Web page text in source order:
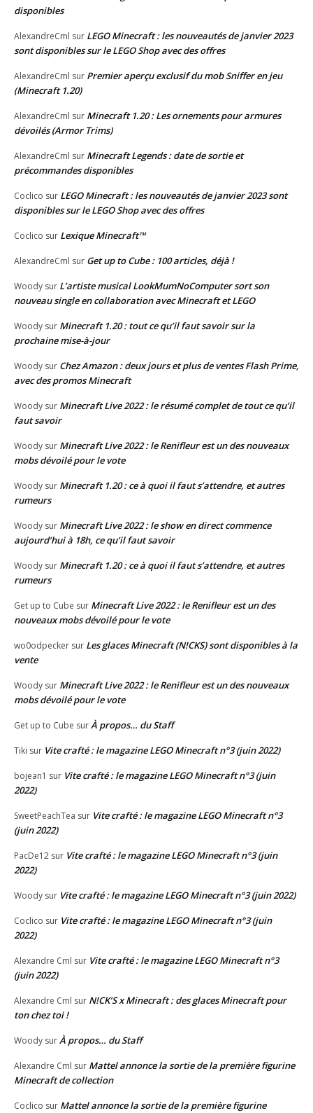
disponibles
AlexandreCml sur LEGO Minecraft : les nouveautés de janvier 2023
sont disponibles sur le LEGO Shop avec des offres
AlexandreCml sur Premier aperçu exclusif du mob Sniffer en jeu
(Minecraft 1.20)
AlexandreCml sur Minecraft 1.20 : Les ornements pour armures
dévoilés (Armor Trims)
AlexandreCml sur Minecraft Legends : date de sortie et
précommandes disponibles
Coclico sur LEGO Minecraft : les nouveautés de janvier 2023 sont
disponibles sur le LEGO Shop avec des offres
Coclico sur Lexique Minecraft™
AlexandreCml sur Get up to Cube : 100 articles, déjà !
Woody sur L’artiste musical LookMumNoComputer sort son
nouveau single en collaboration avec Minecraft et LEGO
Woody sur Minecraft 1.20 : tout ce qu’il faut savoir sur la
prochaine mise-à-jour
Woody sur Chez Amazon : deux jours et plus de ventes Flash Prime,
avec des promos Minecraft
Woody sur Minecraft Live 2022 : le résumé complet de tout ce qu’il
faut savoir
Woody sur Minecraft Live 2022 : le Renifleur est un des nouveaux
mobs dévoilé pour le vote
Woody sur Minecraft 1.20 : ce à quoi il faut s’attendre, et autres
rumeurs
Woody sur Minecraft Live 2022 : le show en direct commence
aujourd’hui à 18h, ce qu’il faut savoir
Woody sur Minecraft 1.20 : ce à quoi il faut s’attendre, et autres
rumeurs
Get up to Cube sur Minecraft Live 2022 : le Renifleur est un des
nouveaux mobs dévoilé pour le vote
wo0odpecker sur Les glaces Minecraft (N!CKS) sont disponibles à la
vente
Woody sur Minecraft Live 2022 : le Renifleur est un des nouveaux
mobs dévoilé pour le vote
Get up to Cube surÀ propos… du Staff
Tiki sur Vite crafté : le magazine LEGO Minecraft n°3 (juin 2022)
bojean1 sur Vite crafté : le magazine LEGO Minecraft n°3 (juin
2022)
SweetPeachTea sur Vite crafté : le magazine LEGO Minecraft n°3
(juin 2022)
PacDe12 sur Vite crafté : le magazine LEGO Minecraft n°3 (juin
2022)
Woody sur Vite crafté : le magazine LEGO Minecraft n°3 (juin 2022)
Coclico sur Vite crafté : le magazine LEGO Minecraft n°3 (juin
2022)
Alexandre Cml sur Vite crafté : le magazine LEGO Minecraft n°3
(juin 2022)
Alexandre Cml sur N!CK’S x Minecraft : des glaces Minecraft pour
ton chez toi !
Woody surÀ propos… du Staff
Alexandre Cml sur Mattel annonce la sortie de la première figurine
Minecraft de collection
Coclico sur Mattel annonce la sortie de la première figurine